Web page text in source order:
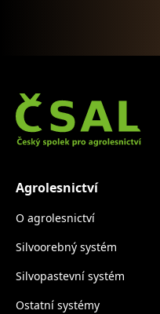
Agrolesnictví
O agrolesnictví
Silvoorebný systém
Silvopastevní systém
Ostatní systémy